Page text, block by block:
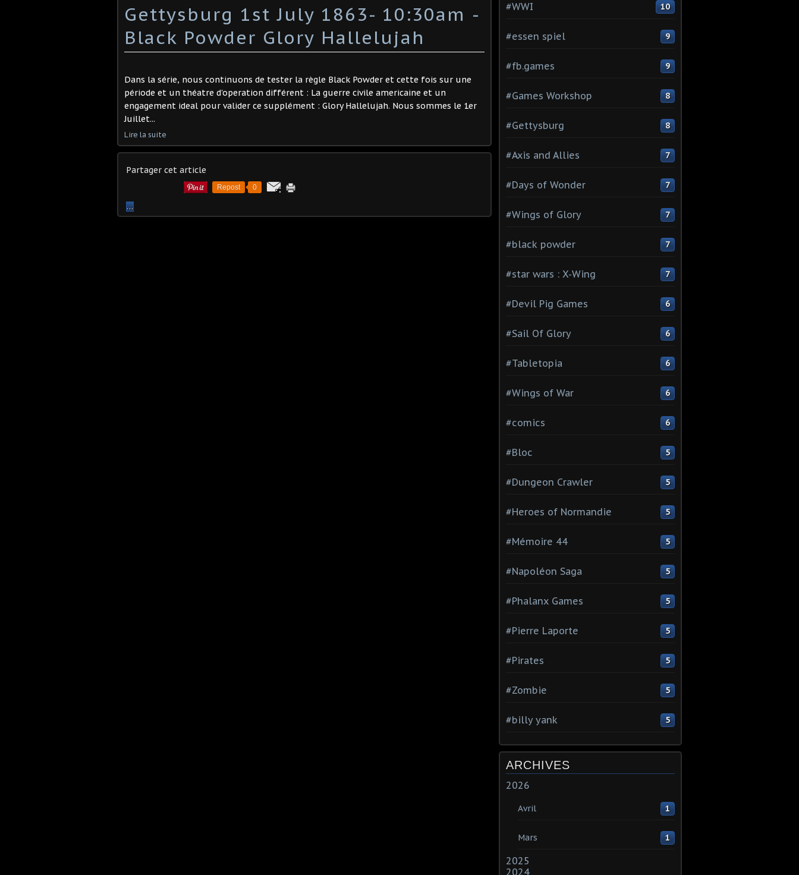
Gettysburg 1st July 1863- 10:30am -
Black Powder Glory Hallelujah
Dans la série, nous continuons de tester la règle Black Powder et cette fois sur une
période et un théatre d'operation différent : La guerre civile americaine et un
engagement ideal pour valider ce supplément : Glory Hallelujah. Nous sommes le 1er
Juillet...
Lire la suite
Partager cet article
Repost 0
…
#WWI 10
#essen spiel 9
#fb.games 9
#Games Workshop 8
#Gettysburg 8
#Axis and Allies 7
#Days of Wonder 7
#Wings of Glory 7
#black powder 7
#star wars : X-Wing 7
#Devil Pig Games 6
#Sail Of Glory 6
#Tabletopia 6
#Wings of War 6
#comics 6
#Bloc 5
#Dungeon Crawler 5
#Heroes of Normandie 5
#Mémoire 44 5
#Napoléon Saga 5
#Phalanx Games 5
#Pierre Laporte 5
#Pirates 5
#Zombie 5
#billy yank 5
ARCHIVES
2026
Avril 1
Mars 1
2025
2024